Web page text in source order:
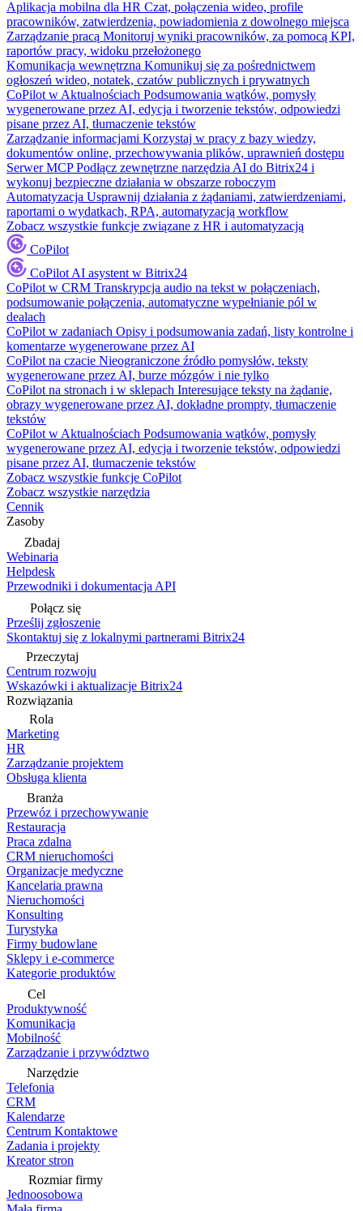
Aplikacja mobilna dla HR Czat, połączenia wideo, profile
pracowników, zatwierdzenia, powiadomienia z dowolnego miejsca
Zarządzanie pracą Monitoruj wyniki pracowników, za pomocą KPI,
raportów pracy, widoku przełożonego
Komunikacja wewnętrzna Komunikuj się za pośrednictwem
ogłoszeń wideo, notatek, czatów publicznych i prywatnych
CoPilot w Aktualnościach Podsumowania wątków, pomysły
wygenerowane przez AI, edycja i tworzenie tekstów, odpowiedzi
pisane przez AI, tłumaczenie tekstów
Zarządzanie informacjami Korzystaj w pracy z bazy wiedzy,
dokumentów online, przechowywania plików, uprawnień dostępu
Serwer MCP Podłącz zewnętrzne narzędzia AI do Bitrix24 i
wykonuj bezpieczne działania w obszarze roboczym
Automatyzacja Usprawnij działania z żądaniami, zatwierdzeniami,
raportami o wydatkach, RPA, automatyzacją workflow
Zobacz wszystkie funkcje związane z HR i automatyzacją
CoPilot
CoPilot AI asystent w Bitrix24
CoPilot w CRM Transkrypcja audio na tekst w połączeniach,
podsumowanie połączenia, automatyczne wypełnianie pól w
dealach
CoPilot w zadaniach Opisy i podsumowania zadań, listy kontrolne i
komentarze wygenerowane przez AI
CoPilot na czacie Nieograniczone źródło pomysłów, teksty
wygenerowane przez AI, burze mózgów i nie tylko
CoPilot na stronach i w sklepach Interesujące teksty na żądanie,
obrazy wygenerowane przez AI, dokładne prompty, tłumaczenie
tekstów
CoPilot w Aktualnościach Podsumowania wątków, pomysły
wygenerowane przez AI, edycja i tworzenie tekstów, odpowiedzi
pisane przez AI, tłumaczenie tekstów
Zobacz wszystkie funkcje CoPilot
Zobacz wszystkie narzędzia
Cennik
Zasoby
Zbadaj
Webinaria
Helpdesk
Przewodniki i dokumentacja API
Połącz się
Prześlij zgłoszenie
Skontaktuj się z lokalnymi partnerami Bitrix24
Przeczytaj
Centrum rozwoju
Wskazówki i aktualizacje Bitrix24
Rozwiązania
Rola
Marketing
HR
Zarządzanie projektem
Obsługa klienta
Branża
Przewóz i przechowywanie
Restauracja
Praca zdalna
CRM nieruchomości
Organizacje medyczne
Kancelaria prawna
Nieruchomości
Konsulting
Turystyka
Firmy budowlane
Sklepy i e-commerce
Kategorie produktów
Cel
Produktywność
Komunikacja
Mobilność
Zarządzanie i przywództwo
Narzędzie
Telefonia
CRM
Kalendarze
Centrum Kontaktowe
Zadania i projekty
Kreator stron
Rozmiar firmy
Jednoosobowa